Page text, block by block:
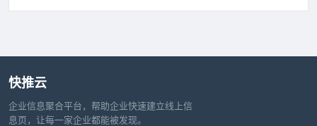
快推云
企业信息聚合平台，帮助企业快速建立线上信
息页，让每一家企业都能被发现。